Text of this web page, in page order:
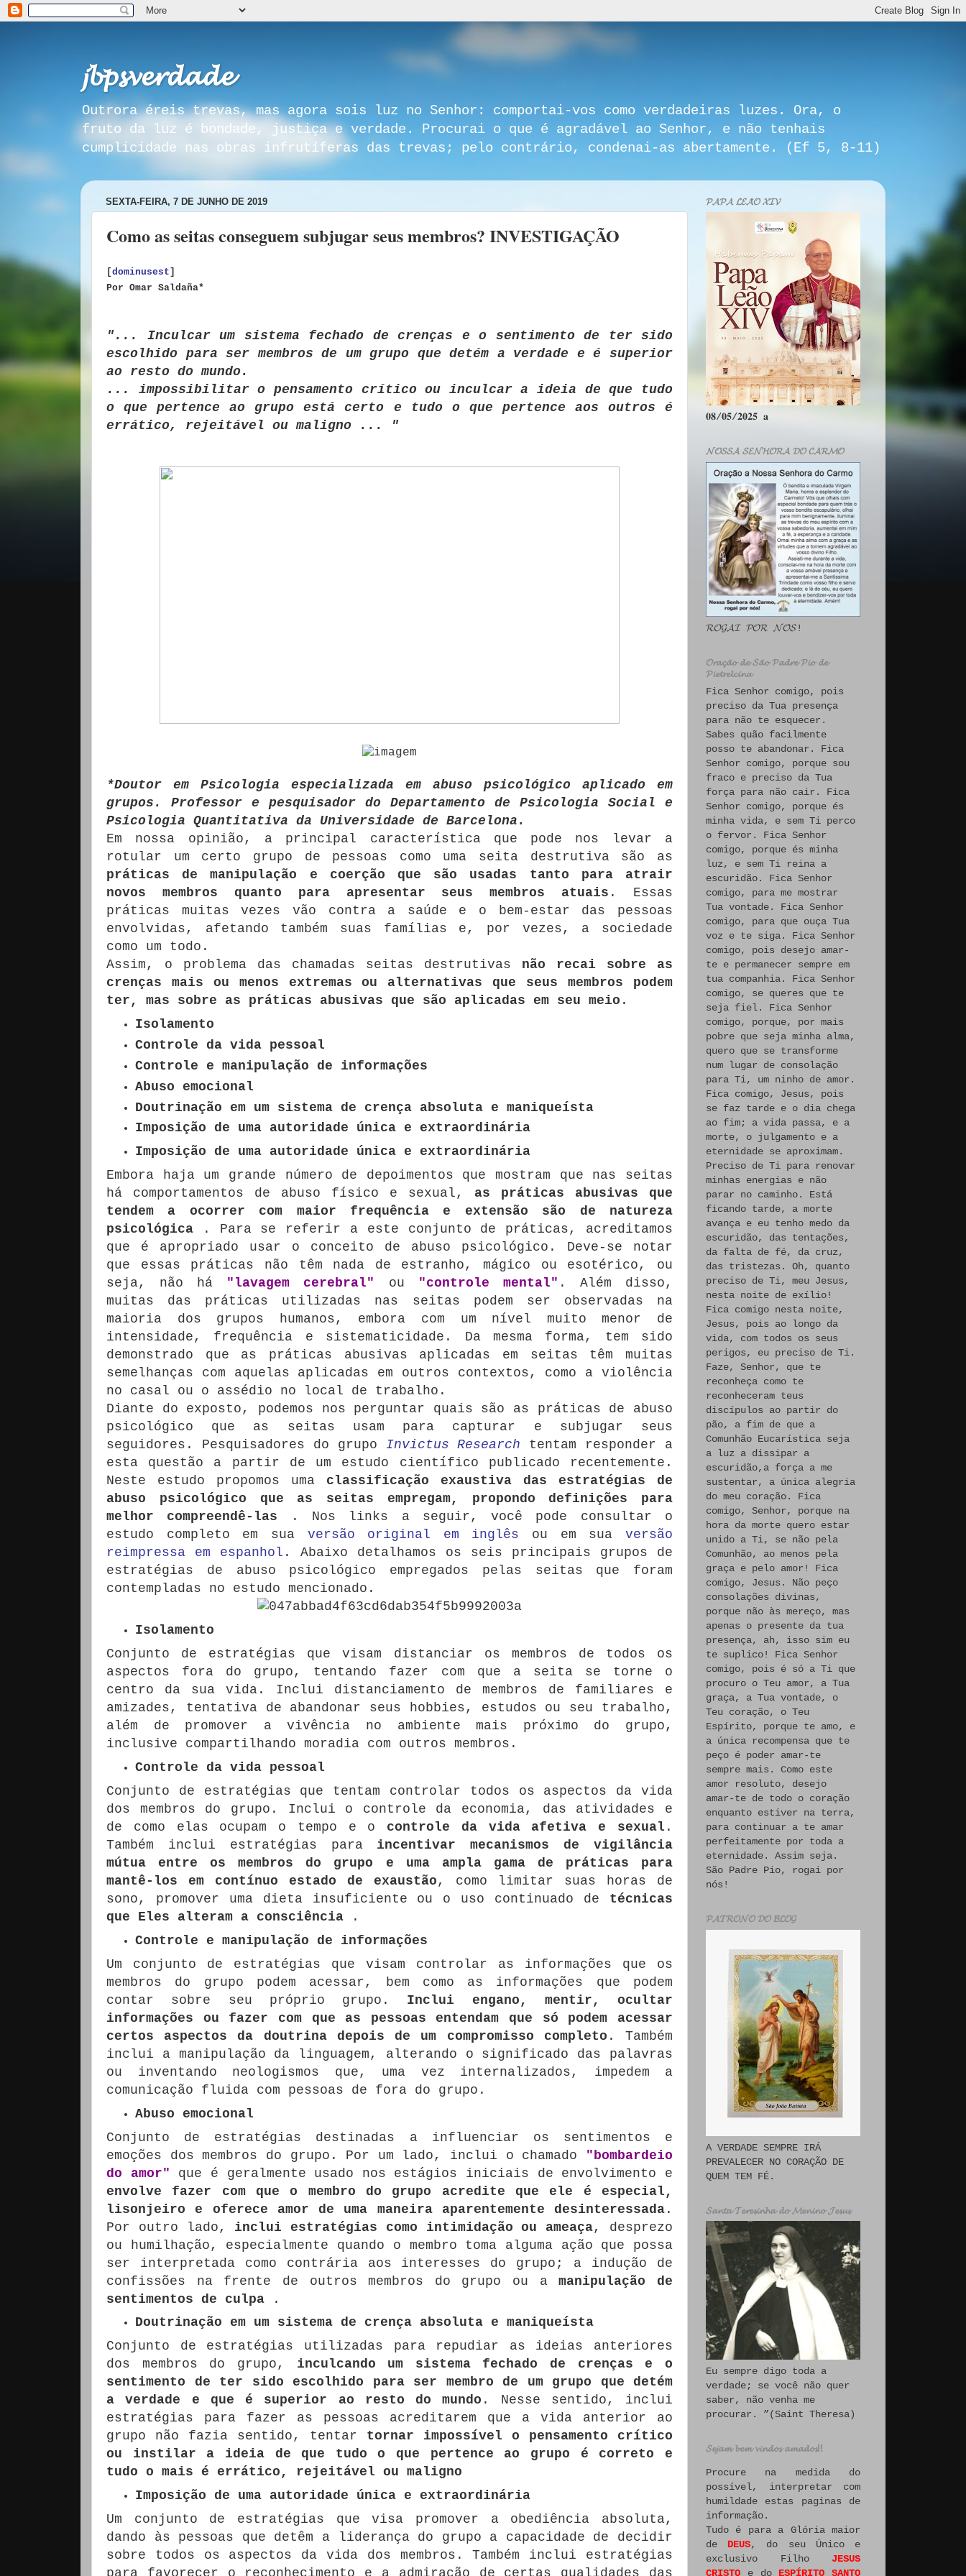
𝓳𝓫𝓹𝓼𝓿𝓮𝓻𝓭𝓪𝓭𝓮
Outrora éreis trevas, mas agora sois luz no Senhor: comportai-vos como verdadeiras luzes. Ora, o
fruto da luz é bondade, justiça e verdade. Procurai o que é agradável ao Senhor, e não tenhais
cumplicidade nas obras infrutíferas das trevas; pelo contrário, condenai-as abertamente. (Ef 5, 8-11)
SEXTA-FEIRA, 7 DE JUNHO DE 2019
Como as seitas conseguem subjugar seus membros? INVESTIGAÇÃO
[dominusest ]
Por Omar Saldaña*
"... Inculcar um sistema fechado de crenças e o sentimento de ter sido
escolhido para ser membros de um grupo que detém a verdade e é superior
ao resto do mundo.
... impossibilitar o pensamento crítico ou inculcar a ideia de que tudo
o que pertence ao grupo está certo e tudo o que pertence aos outros é
errático, rejeitável ou maligno ... "
*Doutor em Psicologia especializada em abuso psicológico aplicado em
grupos.
Professor e pesquisador do Departamento de Psicologia Social e
Psicologia Quantitativa da Universidade de Barcelona.
Em nossa opinião, a principal característica que pode nos levar a
rotular um certo grupo de pessoas como uma seita destrutiva são as
práticas de manipulação e coerção que são usadas tanto para atrair
novos membros quanto para apresentar seus membros atuais .
Essas
práticas muitas vezes vão contra a saúde e o bem-estar das pessoas
envolvidas, afetando também suas famílias e, por vezes, a sociedade
como um todo.
Assim, o problema das chamadas seitas destrutivas não recai sobre as
crenças mais ou menos extremas ou alternativas que seus membros podem
ter, mas sobre as práticas abusivas que são aplicadas em seu meio .
Isolamento
Controle da vida pessoal
Controle e manipulação de informações
Abuso emocional
Doutrinação em um sistema de crença absoluta e maniqueísta
Imposição de uma autoridade única e extraordinária
Imposição de uma autoridade única e extraordinária
Embora haja um grande número de depoimentos que mostram que nas seitas
há comportamentos de abuso físico e sexual, as práticas abusivas que
tendem a ocorrer com maior frequência e extensão são de natureza
psicológica .
Para se referir a este conjunto de práticas, acreditamos
que é apropriado usar o conceito de abuso psicológico.
Deve-se notar
que essas práticas não têm nada de estranho, mágico ou esotérico, ou
seja, não há "lavagem cerebral" ou "controle mental" .
Além disso,
muitas das práticas utilizadas nas seitas podem ser observadas na
maioria dos grupos humanos, embora com um nível muito menor de
intensidade, frequência e sistematicidade.
Da mesma forma, tem sido
demonstrado que as práticas abusivas aplicadas em seitas têm muitas
semelhanças com aquelas aplicadas em outros contextos, como a violência
no casal ou o assédio no local de trabalho.
Diante do exposto, podemos nos perguntar quais são as práticas de abuso
psicológico que as seitas usam para capturar e subjugar seus
seguidores.
Pesquisadores do grupo Invictus Research tentam responder a
esta questão a partir de um estudo científico publicado recentemente.
Neste estudo propomos uma classificação exaustiva das estratégias de
abuso psicológico que as seitas empregam, propondo definições para
melhor compreendê-las .
Nos links a seguir, você pode consultar o
estudo completo em sua versão original em inglês ou em suaversão
reimpressa em espanhol .
Abaixo detalhamos os seis principais grupos de
estratégias de abuso psicológico empregados pelas seitas que foram
contempladas no estudo mencionado.
Isolamento
Conjunto de estratégias que visam distanciar os membros de todos os
aspectos fora do grupo, tentando fazer com que a seita se torne o
centro da sua vida.
Inclui distanciamento de membros de familiares e
amizades, tentativa de abandonar seus hobbies, estudos ou seu trabalho,
além de promover a vivência no ambiente mais próximo do grupo,
inclusive compartilhando moradia com outros membros.
Controle da vida pessoal
Conjunto de estratégias que tentam controlar todos os aspectos da vida
dos membros do grupo.
Inclui o controle da economia, das atividades e
de como elas ocupam o tempo e o controle da vida afetiva e sexual .
Também inclui estratégias para incentivar mecanismos de vigilância
mútua entre os membros do grupo e uma ampla gama de práticas para
mantê-los em contínuo estado de exaustão , como limitar suas horas de
sono, promover uma dieta insuficiente ou o uso continuado de técnicas
que Eles alteram a consciência .
Controle e manipulação de informações
Um conjunto de estratégias que visam controlar as informações que os
membros do grupo podem acessar, bem como as informações que podem
contar sobre seu próprio grupo.
Inclui engano, mentir, ocultar
informações ou fazer com que as pessoas entendam que só podem acessar
certos aspectos da doutrina depois de um compromisso completo .
Também
inclui a manipulação da linguagem, alterando o significado das palavras
ou inventando neologismos que, uma vez internalizados, impedem a
comunicação fluida com pessoas de fora do grupo.
Abuso emocional
Conjunto de estratégias destinadas a influenciar os sentimentos e
emoções dos membros do grupo.
Por um lado, inclui o chamado "bombardeio
do amor" que é geralmente usado nos estágios iniciais de envolvimento e
envolve fazer com que o membro do grupo acredite que ele é especial,
lisonjeiro e oferece amor de uma maneira aparentemente desinteressada .
Por outro lado, inclui estratégias como intimidação ou ameaça, desprezo
ou humilhação, especialmente quando o membro toma alguma ação que possa
ser interpretada como contrária aos interesses do grupo;
a indução de
confissões na frente de outros membros do grupo ou amanipulação de
sentimentos de culpa .
Doutrinação em um sistema de crença absoluta e maniqueísta
Conjunto de estratégias utilizadas para repudiar as ideias anteriores
dos membros do grupo, inculcando um sistema fechado de crenças e o
sentimento de ter sido escolhido para ser membro de um grupo que detém
a verdade e que é superior ao resto do mundo .
Nesse sentido, inclui
estratégias para fazer as pessoas acreditarem que a vida anterior ao
grupo não fazia sentido, tentar tornar impossível o pensamento crítico
ou instilar a ideia de que tudo o que pertence ao grupo é correto e
tudo o mais é errático, rejeitável ou maligno
Imposição de uma autoridade única e extraordinária
Um conjunto de estratégias que visa promover a obediência absoluta,
dando às pessoas que detêm a liderança do grupo a capacidade de decidir
sobre todos os aspectos da vida dos membros.
Também inclui estratégias
𝓟𝓐𝓟𝓐 𝓛𝓔𝓐̃𝓞 𝓧𝓘𝓥
𝟎𝟖/𝟎𝟓/𝟐𝟎𝟐𝟓 𝐚
𝓝𝓞𝓢𝓢𝓐 𝓢𝓔𝓝𝓗𝓞𝓡𝓐 𝓓𝓞 𝓒𝓐𝓡𝓜𝓞
𝓡𝓞𝓖𝓐𝓘 𝓟𝓞𝓡 𝓝𝓞́𝓢!
𝓞𝓻𝓪𝓬̧𝓪̃𝓸 𝓭𝓮 𝓢𝓪̃𝓸 𝓟𝓪𝓭𝓻𝓮 𝓟𝓲𝓸 𝓭𝓮
𝓟𝓲𝓮𝓽𝓻𝓮𝓵𝓬𝓲𝓷𝓪
Fica Senhor comigo, pois
preciso da Tua presença
para não te esquecer.
Sabes quão facilmente
posso te abandonar. Fica
Senhor comigo, porque sou
fraco e preciso da Tua
força para não cair. Fica
Senhor comigo, porque és
minha vida, e sem Ti perco
o fervor. Fica Senhor
comigo, porque és minha
luz, e sem Ti reina a
escuridão. Fica Senhor
comigo, para me mostrar
Tua vontade. Fica Senhor
comigo, para que ouça Tua
voz e te siga. Fica Senhor
comigo, pois desejo amar-
te e permanecer sempre em
tua companhia. Fica Senhor
comigo, se queres que te
seja fiel. Fica Senhor
comigo, porque, por mais
pobre que seja minha alma,
quero que se transforme
num lugar de consolação
para Ti, um ninho de amor.
Fica comigo, Jesus, pois
se faz tarde e o dia chega
ao fim; a vida passa, e a
morte, o julgamento e a
eternidade se aproximam.
Preciso de Ti para renovar
minhas energias e não
parar no caminho. Está
ficando tarde, a morte
avança e eu tenho medo da
escuridão, das tentações,
da falta de fé, da cruz,
das tristezas. Oh, quanto
preciso de Ti, meu Jesus,
nesta noite de exílio!
Fica comigo nesta noite,
Jesus, pois ao longo da
vida, com todos os seus
perigos, eu preciso de Ti.
Faze, Senhor, que te
reconheça como te
reconheceram teus
discípulos ao partir do
pão, a fim de que a
Comunhão Eucarística seja
a luz a dissipar a
escuridão,a força a me
sustentar, a única alegria
do meu coração. Fica
comigo, Senhor, porque na
hora da morte quero estar
unido a Ti, se não pela
Comunhão, ao menos pela
graça e pelo amor! Fica
comigo, Jesus. Não peço
consolações divinas,
porque não às mereço, mas
apenas o presente da tua
presença, ah, isso sim eu
te suplico! Fica Senhor
comigo, pois é só a Ti que
procuro o Teu amor, a Tua
graça, a Tua vontade, o
Teu coração, o Teu
Espírito, porque te amo, e
a única recompensa que te
peço é poder amar-te
sempre mais. Como este
amor resoluto, desejo
amar-te de todo o coração
enquanto estiver na terra,
para continuar a te amar
perfeitamente por toda a
eternidade. Assim seja.
São Padre Pio, rogai por
nós!
𝓟𝓐𝓣𝓡𝓞𝓝𝓞 𝓓𝓞 𝓑𝓛𝓞𝓖
A VERDADE SEMPRE IRÁ
PREVALECER NO CORAÇÃO DE
QUEM TEM FÉ.
𝓢𝓪𝓷𝓽𝓪 𝓣𝓮𝓻𝓮𝓼𝓲𝓷𝓱𝓪 𝓭𝓸 𝓜𝓮𝓷𝓲𝓷𝓸 𝓙𝓮𝓼𝓾𝓼
Eu sempre digo toda a
verdade; se você não quer
saber, não venha me
procurar. ”(Saint Theresa)
𝓢𝓮𝓳𝓪𝓶 𝓫𝓮𝓶 𝓿𝓲𝓷𝓭𝓸𝓼 𝓪𝓶𝓪𝓭𝓸𝓼!!
Procure na medida do
possível, interpretar com
humildade estas paginas de
informação.
Tudo é para a Glória maior
de DEUS, do seu Único e
exclusivo Filho JESUS
CRISTO e do ESPÍRITO SANTO